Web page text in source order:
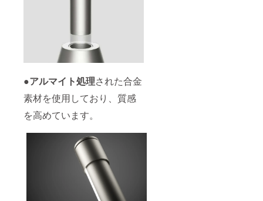
●アルマイト処理された合金
素材を使用しており、質感
を高めています。